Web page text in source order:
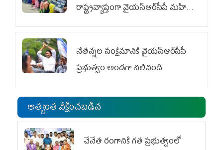
రాష్ట్రవ్యాప్తంగా వైయ‌స్ఆర్‌సీపీ మహిళా
విభాగం ఆందోళనలు
నేతన్నల సంక్షేమానికి వైయ‌స్ఆర్‌సీపీ
ప్రభుత్వం అండగా నిలిచింది
అత్యంత వీక్షించబడిన
చేనేత రంగానికి గత ప్రభుత్వంలో